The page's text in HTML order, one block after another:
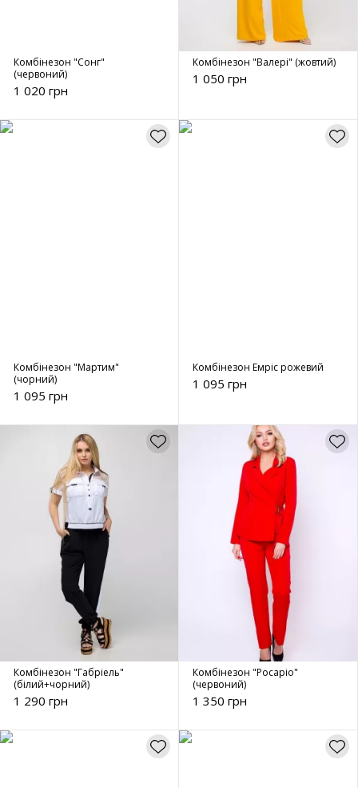
Комбінезон "Сонг"
(червоний)
1 020 грн
Комбінезон "Валері" (жовтий)
1 050 грн
Комбінезон "Мартим"
(чорний)
1 095 грн
Комбінезон Емріс рожевий
1 095 грн
Комбінезон "Габріель"
(білий+чорний)
1 290 грн
Комбінезон "Росаріо"
(червоний)
1 350 грн